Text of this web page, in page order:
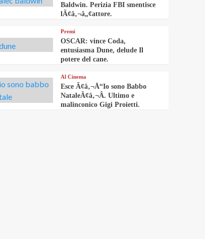
Baldwin. Perizia FBI smentisce
lÃ¢â‚¬â„¢attore.
Premi
OSCAR: vince Coda,
entusiasma Dune, delude Il
potere del cane.
Al Cinema
Esce Ã¢â‚¬Å“Io sono Babbo
NataleÃ¢â‚¬Â. Ultimo e
malinconico Gigi Proietti.